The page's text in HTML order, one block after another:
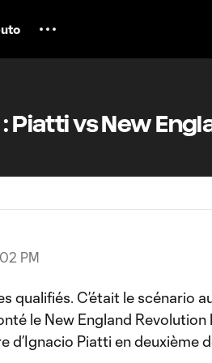
Piatti vs New
PM
qualifiés. C’était le scénario
le New England Revolution
d’Ignacio Piatti en deuxième